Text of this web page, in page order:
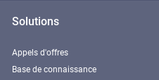
Solutions
Appels d'offres
Base de connaissance